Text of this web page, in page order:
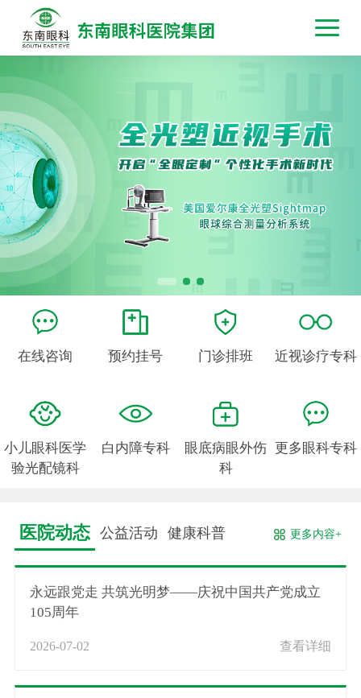
在线咨询 预约挂号 门诊排班 近视诊疗专科
小儿眼科医学
验光配镜科
白内障专科
眼底病眼外伤
科
更多眼科专科
医院动态 公益活动 健康科普 更多内容+
永远跟党走 共筑光明梦——庆祝中国共产党成立
105周年
2026-07-02 查看详细